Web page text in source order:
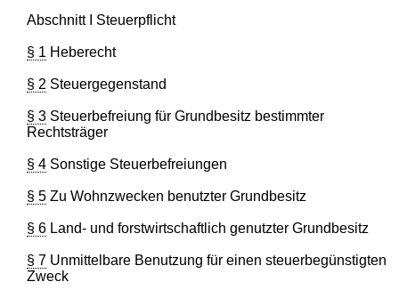
Abschnitt I Steuerpflicht
§ 1 Heberecht
§ 2 Steuergegenstand
§ 3 Steuerbefreiung für Grundbesitz bestimmter
Rechtsträger
§ 4 Sonstige Steuerbefreiungen
§ 5 Zu Wohnzwecken benutzter Grundbesitz
§ 6 Land- und forstwirtschaftlich genutzter Grundbesitz
§ 7 Unmittelbare Benutzung für einen steuerbegünstigten
Zweck